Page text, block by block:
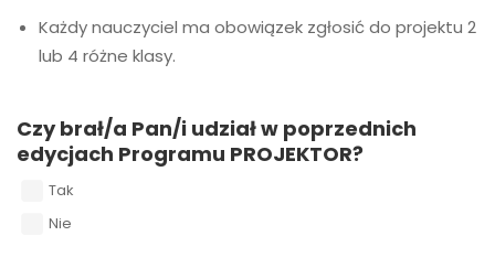
Każdy nauczyciel ma obowiązek zgłosić do projektu 2
lub 4 różne klasy.
Czy brał/a Pan/i udział w poprzednich
edycjach Programu PROJEKTOR?
Tak
Nie